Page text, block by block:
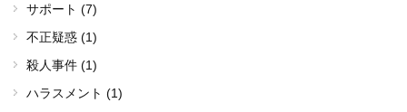
サポート (7)
不正疑惑 (1)
殺人事件 (1)
ハラスメント (1)